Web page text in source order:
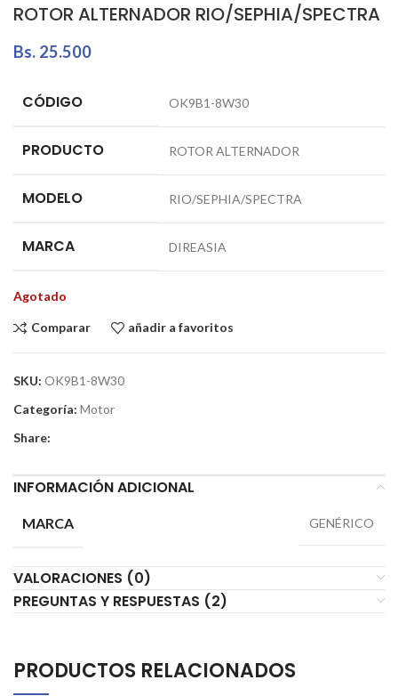
ROTOR ALTERNADOR RIO/SEPHIA/SPECTRA
Bs. 25.500
CÓDIGO OK9B1-8W30
PRODUCTO ROTOR ALTERNADOR
MODELO RIO/SEPHIA/SPECTRA
MARCA DIREASIA
Agotado
Comparar añadir a favoritos
SKU: OK9B1-8W30
Categoría: Motor
Share:
INFORMACIÓN ADICIONAL
MARCA GENÉRICO
VALORACIONES (0)
PREGUNTAS Y RESPUESTAS (2)
PRODUCTOS RELACIONADOS